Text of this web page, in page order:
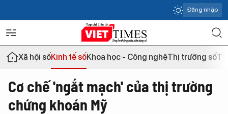
Đăng nhập
Xã hội sốKinh tế sốKhoa học - Công nghệThị trường số
Cơ chế 'ngắt mạch' của thị trường
chứng khoán Mỹ